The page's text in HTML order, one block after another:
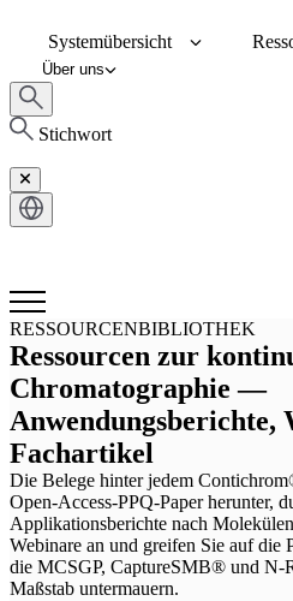
Systemübersicht
Über uns
Stichwort
RESSOURCENBIBLIOTHEK
Ressourcen zur
Chromatographie —
Anwendungsberichte,
Fachartikel
Die Belege hinter jedem
Open-Access-PPQ-Paper herunter,
Applikationsberichte nach
Webinare an und greifen Sie auf die
die MCSGP, CaptureSMB® und
Maßstab untermauern.